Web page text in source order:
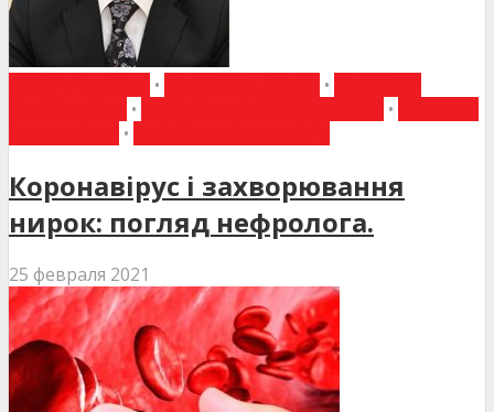
• •
• •
•
Коронавірус і захворювання
нирок: погляд нефролога.
25 февраля 2021